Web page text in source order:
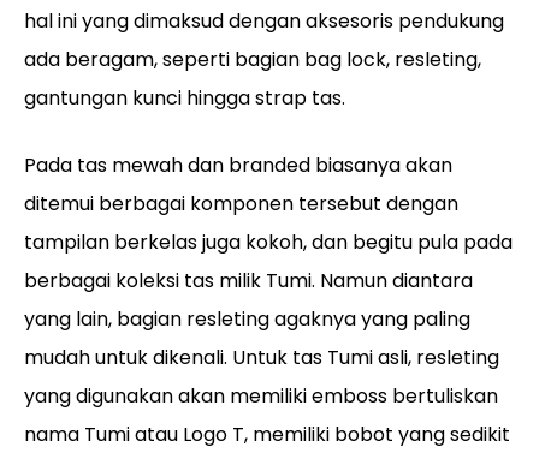
hal ini yang dimaksud dengan aksesoris pendukung
ada beragam, seperti bagian bag lock, resleting,
gantungan kunci hingga strap tas.
Pada tas mewah dan branded biasanya akan
ditemui berbagai komponen tersebut dengan
tampilan berkelas juga kokoh, dan begitu pula pada
berbagai koleksi tas milik Tumi. Namun diantara
yang lain, bagian resleting agaknya yang paling
mudah untuk dikenali. Untuk tas Tumi asli, resleting
yang digunakan akan memiliki emboss bertuliskan
nama Tumi atau Logo T, memiliki bobot yang sedikit